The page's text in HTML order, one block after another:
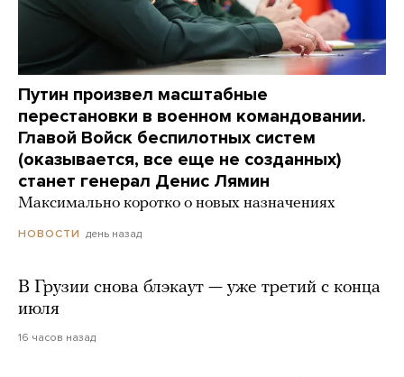
Путин произвел масштабные
перестановки в военном командовании.
Главой Войск беспилотных систем
(оказывается, все еще не созданных)
станет генерал Денис Лямин
Максимально коротко о новых назначениях
НОВОСТИ день назад
В Грузии снова блэкаут — уже третий с конца
июля
16 часов назад